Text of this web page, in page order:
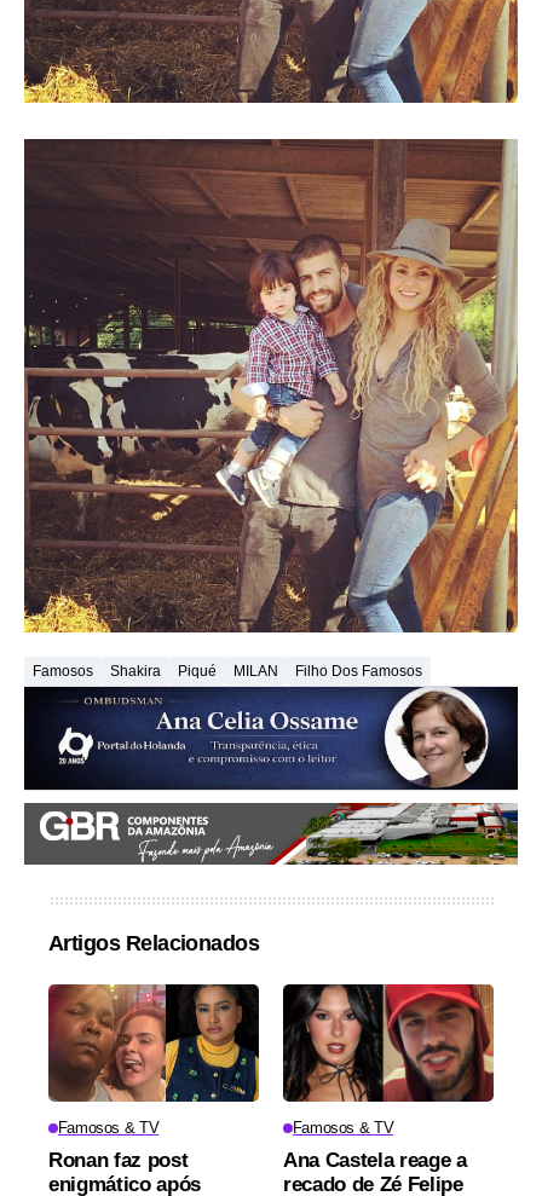
Famosos Shakira Piqué MILAN Filho Dos Famosos
Artigos Relacionados
Famosos & TV
Ronan faz post
enigmático após
Famosos & TV
Ana Castela reage a
recado de Zé Felipe